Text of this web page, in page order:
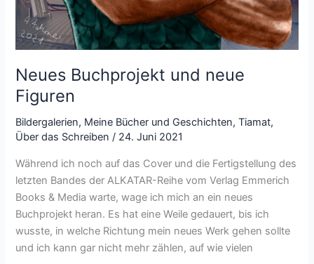
Neues Buchprojekt und neue
Figuren
Bildergalerien, Meine Bücher und Geschichten,Tiamat,
Über das Schreiben / 24. Juni 2021
Während ich noch auf das Cover und die Fertigstellung des
letzten Bandes der ALKATAR-Reihe vom Verlag Emmerich
Books & Media warte, wage ich mich an ein neues
Buchprojekt heran. Es hat eine Weile gedauert, bis ich
wusste, in welche Richtung mein neues Werk gehen sollte
und ich kann gar nicht mehr zählen, auf wie vielen